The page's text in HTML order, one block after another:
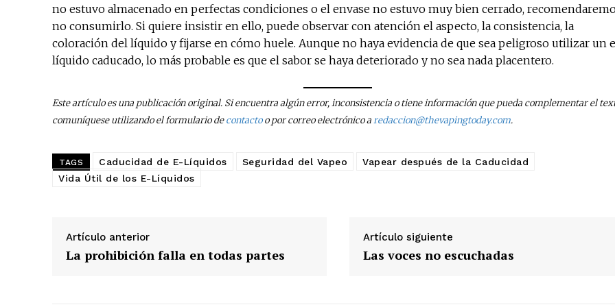
no estuvo almacenado en perfectas condiciones o el envase no estuvo muy bien cerrado,
no consumirlo. Si quiere insistir en ello, puede observar con atención el aspecto, la consistencia, la
coloración del líquido y fijarse en cómo huele. Aunque no haya evidencia de que sea peligroso utilizar un
líquido caducado, lo más probable es que el sabor se haya deteriorado y no sea nada placentero.
Este artículo es una publicación original. Si encuentra algún error, inconsistencia o tiene información que pueda complementar el
comuníquese utilizando el formulario decontactoo por correo electrónico aredaccion@thevapingtoday.com.
TAGS Caducidad de E-Líquidos Seguridad del Vapeo
Vapear después de la Caducidad
Vida Útil de los E-Líquidos
Artículo anterior
La prohibición falla en todas partes
Artículo siguiente
Las voces no escuchadas